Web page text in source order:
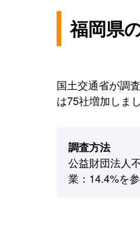
福岡県
国土交通省が調
は75社増加しまし
調査方法
公益財団法人
業：14.4%を